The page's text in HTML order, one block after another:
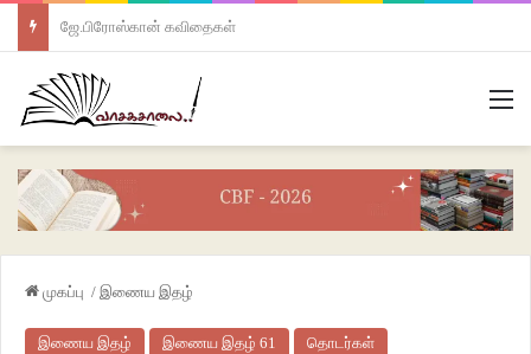
ஜே.பிரோஸ்கான் கவிதைகள்
முகப்பு / இணைய இதழ்
இணைய இதழ் இணைய இதழ் 61 தொடர்கள்